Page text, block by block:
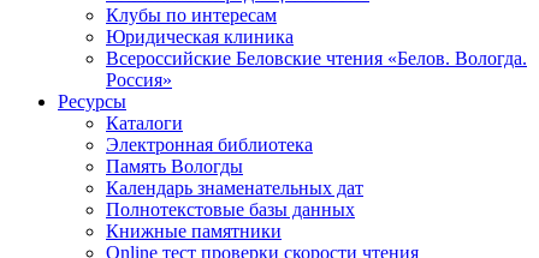
Клубы по интересам
Юридическая клиника
Всероссийские Беловские чтения «Белов. Вологда.
Россия»
Ресурсы
Каталоги
Электронная библиотека
Память Вологды
Календарь знаменательных дат
Полнотекстовые базы данных
Книжные памятники
Online тест проверки скорости чтения